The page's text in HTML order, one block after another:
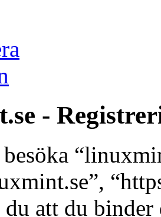
-
du att du